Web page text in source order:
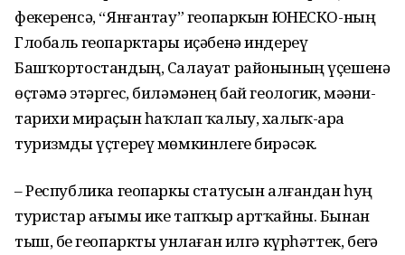
фекеренсә, “Янғантау” геопаркын ЮНЕСКО-ның
Глобаль геопарктары иҫәбенә индереү
Башҡортостандың, Салауат районының үҫешенә
өҫтәмә этәргес, биләмәнең бай геологик, мәҙәни-
тарихи мираҫын һаҡлап ҡалыу, халыҡ-ара
туризмды үҫтереү мөмкинлеге бирәсәк.
– Республика геопаркы статусын алғандан һуң
туристар ағымы ике тапҡыр артҡайны. Бынан
тыш, беҙ геопаркты унлаған илгә күрһәттек, беҙгә